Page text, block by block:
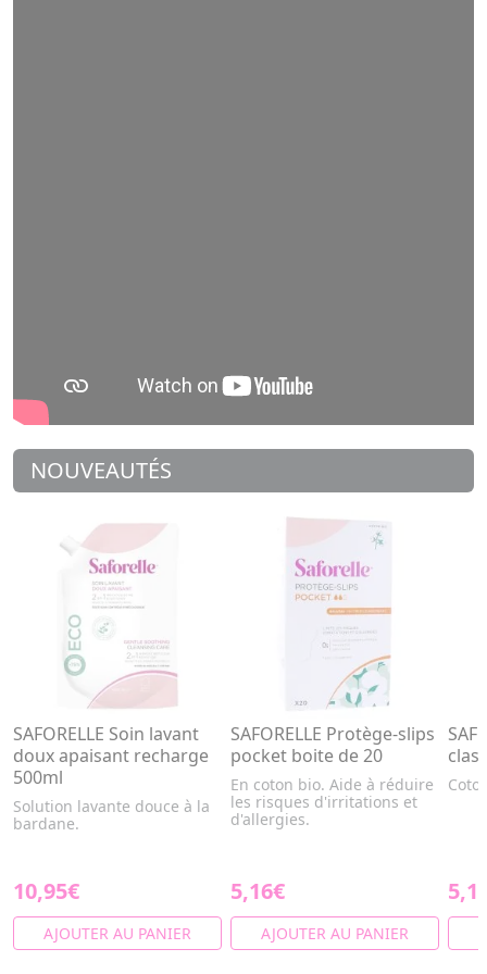
NOUVEAUTÉS
SAFORELLE Soin lavant
doux apaisant recharge
500ml
Solution lavante douce à la
bardane.
10,95€
AJOUTER AU PANIER
SAFORELLE Protège-slips
pocket boite de 20
En coton bio. Aide à réduire
les risques d'irritations et
d'allergies.
5,16€
AJOUTER AU PANIER